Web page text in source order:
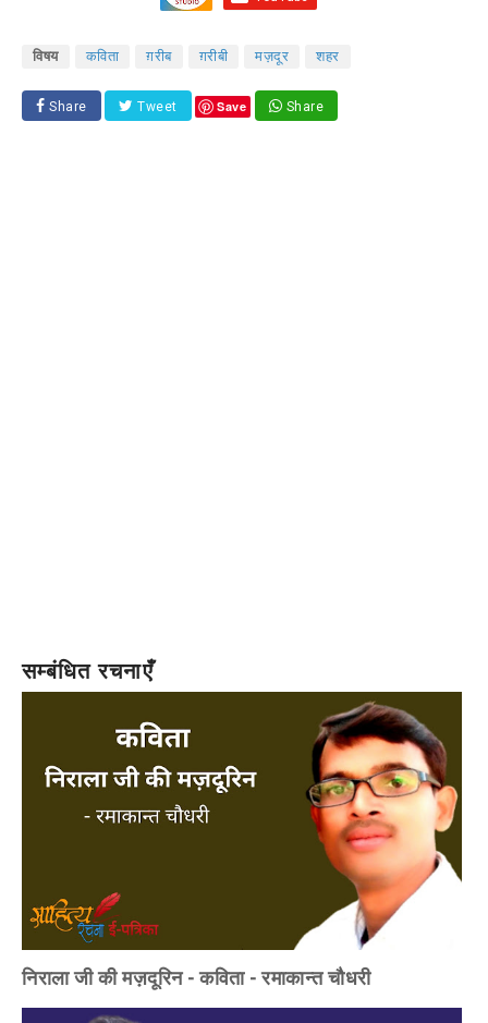
विषय कविता ग़रीब ग़रीबी मज़दूर शहर
Share Tweet Save Share
सम्बंधित रचनाएँ
निराला जी की मज़दूरिन - कविता - रमाकान्त चौधरी